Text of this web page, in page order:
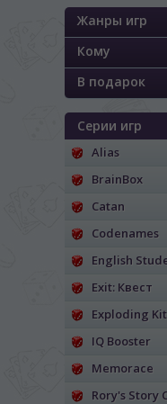
Жанры игр
Кому
В подарок
Серии игр
Alias
BrainBox
Catan
Codenames
English
Exit: Квест
Exploding
IQ Booster
Memorace
Rory's Story